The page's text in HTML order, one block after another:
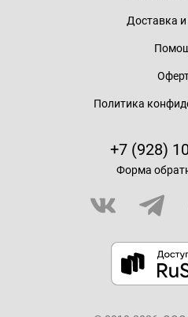
Доставка
Политика
+7 (928)
Форма